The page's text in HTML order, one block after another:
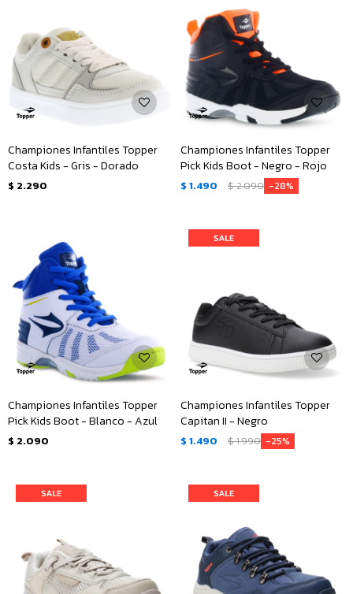
Championes Infantiles Topper
Costa Kids - Gris - Dorado
$ 2.290
Championes Infantiles Topper
Pick Kids Boot - Negro - Rojo
$ 1.490 $2.090 28
Championes Infantiles Topper
Pick Kids Boot - Blanco - Azul
$ 2.090
Championes Infantiles Topper
Capitan II - Negro
$ 1.490 $1.990 25